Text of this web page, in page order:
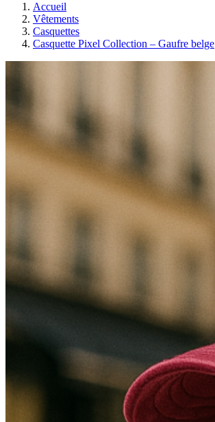
Accueil
Vêtements
Casquettes
Casquette Pixel Collection – Gaufre belge